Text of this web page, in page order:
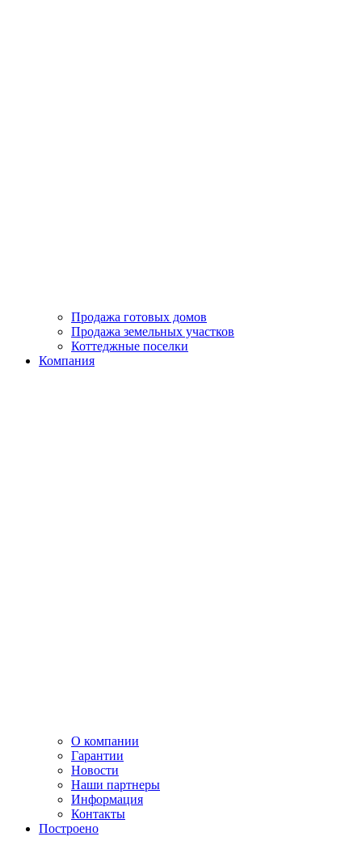
Продажа готовых домов
Продажа земельных участков
Коттеджные поселки
Компания
О компании
Гарантии
Новости
Наши партнеры
Информация
Контакты
Построено